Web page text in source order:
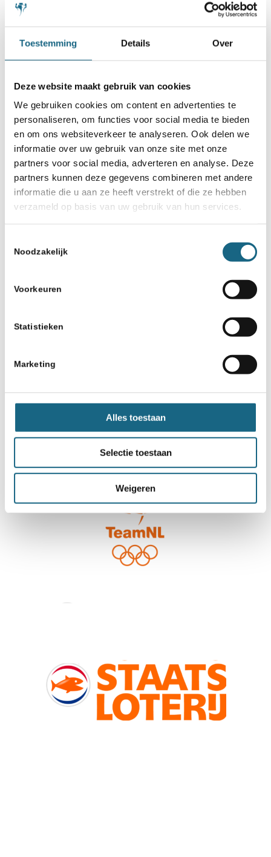
Toestemming Details Over
Deze website maakt gebruik van cookies
We gebruiken cookies om content en advertenties te
personaliseren, om functies voor social media te bieden
en om ons websiteverkeer te analyseren. Ook delen we
informatie over uw gebruik van onze site met onze
partners voor social media, adverteren en analyse. Deze
partners kunnen deze gegevens combineren met andere
informatie die u aan ze heeft verstrekt of die ze hebben
verzameld op basis van uw gebruik van hun services.
Noodzakelijk
Voorkeuren
Statistieken
Marketing
Alles toestaan
Selectie toestaan
Weigeren
SchaakMagazine oktober
verschenen
WK jeugd in Mumbai: Eline aan
kop
Schaakbond.nl wordt mede mogelijk